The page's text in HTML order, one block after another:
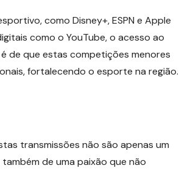
como Disney+, ESPN e Apple
como o YouTube, o acesso ao
de que estas competições menores
fortalecendo o esporte na região.
transmissões não são apenas um
de uma paixão que não